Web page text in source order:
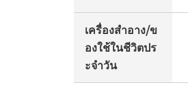
เครื่องสำอาง/ข
องใช้ในชีวิตปร
ะจำวัน